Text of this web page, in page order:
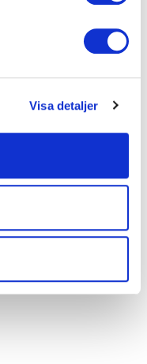
Visa detaljer
10:00-15:00
13:00-18:00